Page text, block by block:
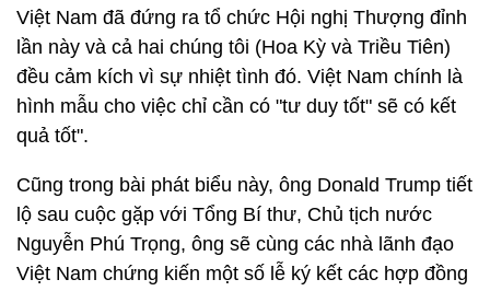
Việt Nam đã đứng ra tổ chức Hội nghị Thượng đỉnh
lần này và cả hai chúng tôi (Hoa Kỳ và Triều Tiên)
đều cảm kích vì sự nhiệt tình đó. Việt Nam chính là
hình mẫu cho việc chỉ cần có "tư duy tốt" sẽ có kết
quả tốt".
Cũng trong bài phát biểu này, ông Donald Trump tiết
lộ sau cuộc gặp với Tổng Bí thư, Chủ tịch nước
Nguyễn Phú Trọng, ông sẽ cùng các nhà lãnh đạo
Việt Nam chứng kiến một số lễ ký kết các hợp đồng